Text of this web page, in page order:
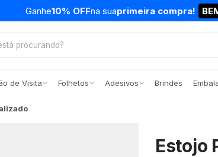
Ganhe10% OFFna suaprimeira compra!
de Visita Folhetos Adesivos Brindes
Estojo